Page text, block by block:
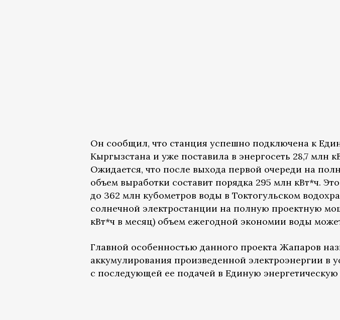
Он сообщил, что станция успешно подключена к
Кыргызстана и уже поставила в энергосеть 28,7 млн
Ожидается, что после выхода первой очереди на
объем выработки составит порядка 295 млн кВт*ч.
до 362 млн кубометров воды в Токтогульском
солнечной электростанции на полную проектную
кВт*ч в месяц) объем ежегодной экономии воды
Главной особенностью данного проекта Жапаров
аккумулирования произведенной электроэнергии в
с последующей ее подачей в Единую